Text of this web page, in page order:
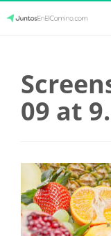
content
09 at